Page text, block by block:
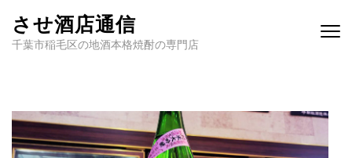
させ酒店通信
千葉市稲毛区の地酒本格焼酎の専門店